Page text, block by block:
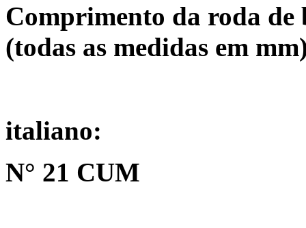
Comprimento da roda
(todas as medidas em
italiano:
N° 21 CUM